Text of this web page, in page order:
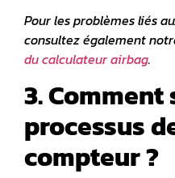
Pour les problèmes liés
consultez également
du calculateur airbag.
3.
processus
compteur ?